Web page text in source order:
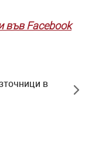
във Facebook
в